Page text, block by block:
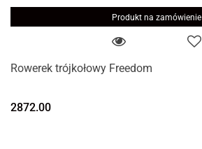
Produkt na zamówienie
Rowerek trójkołowy Freedom
2872.00